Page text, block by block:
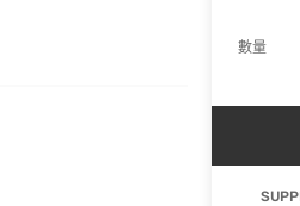
數量